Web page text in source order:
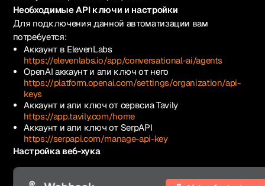
Необходимые API ключи и настройки
Для подключения данной автоматизации вам
потребуется:
Аккаунт в ElevenLabs
https://elevenlabs.io/app/conversational-ai/agents
OpenAI аккаунт и апи ключ от него
https://platform.openai.com/settings/organization/api-
keys
Аккаунт и апи ключ от сервсиа Tavily
https://app.tavily.com/home
Аккаунт и апи ключ от SerpAPI
https://serpapi.com/manage-api-key
Настройка веб-хука